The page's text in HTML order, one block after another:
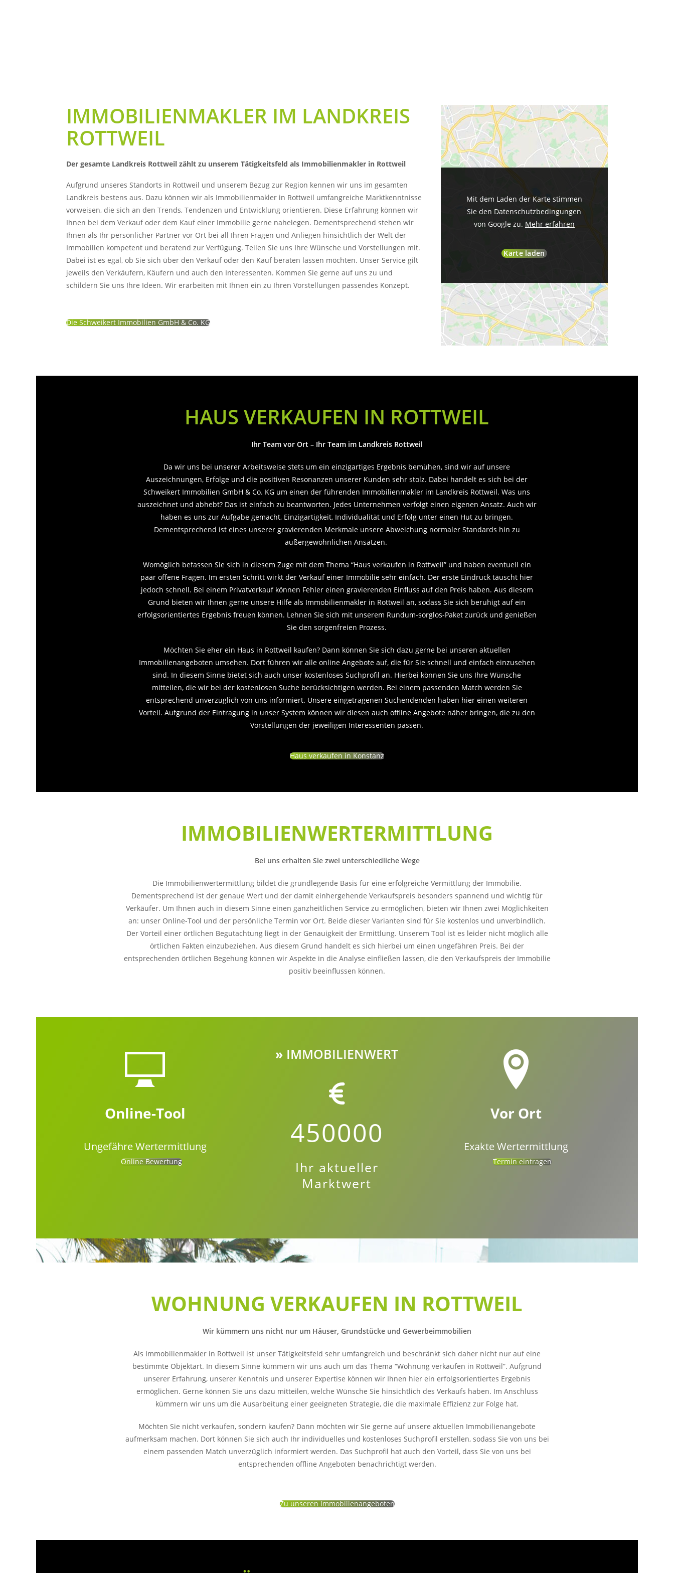
IMMOBILIENMAKLER IM LANDKREIS
ROTTWEIL
Der gesamte Landkreis Rottweil zählt zu unserem Tätigkeitsfeld als Immobilienmakler in Rottweil
Aufgrund unseres Standorts in Rottweil und unserem Bezug zur Region kennen wir uns im gesamten
Landkreis bestens aus. Dazu können wir als Immobilienmakler in Rottweil umfangreiche Marktkenntnisse
vorweisen, die sich an den Trends, Tendenzen und Entwicklung orientieren. Diese Erfahrung können wir
Ihnen bei dem Verkauf oder dem Kauf einer Immobilie gerne nahelegen. Dementsprechend stehen wir
Ihnen als Ihr persönlicher Partner vor Ort bei all Ihren Fragen und Anliegen hinsichtlich der Welt der
Immobilien kompetent und beratend zur Verfügung. Teilen Sie uns Ihre Wünsche und Vorstellungen mit.
Dabei ist es egal, ob Sie sich über den Verkauf oder den Kauf beraten lassen möchten. Unser Service gilt
jeweils den Verkäufern, Käufern und auch den Interessenten. Kommen Sie gerne auf uns zu und
schildern Sie uns Ihre Ideen. Wir erarbeiten mit Ihnen ein zu Ihren Vorstellungen passendes Konzept.
Die Schweikert Immobilien GmbH & Co. KG
Mit dem Laden der Karte stimmen
Sie den Datenschutzbedingungen
von Google zu. Mehr erfahren
Karte laden
HAUS VERKAUFEN IN ROTTWEIL
Ihr Team vor Ort – Ihr Team im Landkreis Rottweil
Da wir uns bei unserer Arbeitsweise stets um ein einzigartiges Ergebnis bemühen, sind wir auf unsere
Auszeichnungen, Erfolge und die positiven Resonanzen unserer Kunden sehr stolz. Dabei handelt es sich bei der
Schweikert Immobilien GmbH & Co. KG um einen der führenden Immobilienmakler im Landkreis Rottweil. Was uns
auszeichnet und abhebt? Das ist einfach zu beantworten. Jedes Unternehmen verfolgt einen eigenen Ansatz. Auch wir
haben es uns zur Aufgabe gemacht, Einzigartigkeit, Individualität und Erfolg unter einen Hut zu bringen.
Dementsprechend ist eines unserer gravierenden Merkmale unsere Abweichung normaler Standards hin zu
außergewöhnlichen Ansätzen.
Womöglich befassen Sie sich in diesem Zuge mit dem Thema “Haus verkaufen in Rottweil” und haben eventuell ein
paar offene Fragen. Im ersten Schritt wirkt der Verkauf einer Immobilie sehr einfach. Der erste Eindruck täuscht hier
jedoch schnell. Bei einem Privatverkauf können Fehler einen gravierenden Einfluss auf den Preis haben. Aus diesem
Grund bieten wir Ihnen gerne unsere Hilfe als Immobilienmakler in Rottweil an, sodass Sie sich beruhigt auf ein
erfolgsorientiertes Ergebnis freuen können. Lehnen Sie sich mit unserem Rundum-sorglos-Paket zurück und genießen
Sie den sorgenfreien Prozess.
Möchten Sie eher ein Haus in Rottweil kaufen? Dann können Sie sich dazu gerne bei unseren aktuellen
Immobilienangeboten umsehen. Dort führen wir alle online Angebote auf, die für Sie schnell und einfach einzusehen
sind. In diesem Sinne bietet sich auch unser kostenloses Suchprofil an. Hierbei können Sie uns Ihre Wünsche
mitteilen, die wir bei der kostenlosen Suche berücksichtigen werden. Bei einem passenden Match werden Sie
entsprechend unverzüglich von uns informiert. Unsere eingetragenen Suchendenden haben hier einen weiteren
Vorteil. Aufgrund der Eintragung in unser System können wir diesen auch offline Angebote näher bringen, die zu den
Vorstellungen der jeweiligen Interessenten passen.
Haus verkaufen in Konstanz
IMMOBILIENWERTERMITTLUNG
Bei uns erhalten Sie zwei unterschiedliche Wege
Die Immobilienwertermittlung bildet die grundlegende Basis für eine erfolgreiche Vermittlung der Immobilie.
Dementsprechend ist der genaue Wert und der damit einhergehende Verkaufspreis besonders spannend und wichtig für
Verkäufer. Um Ihnen auch in diesem Sinne einen ganzheitlichen Service zu ermöglichen, bieten wir Ihnen zwei Möglichkeiten
an: unser Online-Tool und der persönliche Termin vor Ort. Beide dieser Varianten sind für Sie kostenlos und unverbindlich.
Der Vorteil einer örtlichen Begutachtung liegt in der Genauigkeit der Ermittlung. Unserem Tool ist es leider nicht möglich alle
örtlichen Fakten einzubeziehen. Aus diesem Grund handelt es sich hierbei um einen ungefähren Preis. Bei der
entsprechenden örtlichen Begehung können wir Aspekte in die Analyse einfließen lassen, die den Verkaufspreis der Immobilie
positiv beeinflussen können.
Online-Tool
Ungefähre Wertermittlung
Online Bewertung
» IMMOBILIENWERT
450000
Ihr aktueller
Marktwert
Vor Ort
Exakte Wertermittlung
Termin eintragen
WOHNUNG VERKAUFEN IN ROTTWEIL
Wir kümmern uns nicht nur um Häuser, Grundstücke und Gewerbeimmobilien
Als Immobilienmakler in Rottweil ist unser Tätigkeitsfeld sehr umfangreich und beschränkt sich daher nicht nur auf eine
bestimmte Objektart. In diesem Sinne kümmern wir uns auch um das Thema “Wohnung verkaufen in Rottweil”. Aufgrund
unserer Erfahrung, unserer Kenntnis und unserer Expertise können wir Ihnen hier ein erfolgsorientiertes Ergebnis
ermöglichen. Gerne können Sie uns dazu mitteilen, welche Wünsche Sie hinsichtlich des Verkaufs haben. Im Anschluss
kümmern wir uns um die Ausarbeitung einer geeigneten Strategie, die die maximale Effizienz zur Folge hat.
Möchten Sie nicht verkaufen, sondern kaufen? Dann möchten wir Sie gerne auf unsere aktuellen Immobilienangebote
aufmerksam machen. Dort können Sie sich auch Ihr individuelles und kostenloses Suchprofil erstellen, sodass Sie von uns bei
einem passenden Match unverzüglich informiert werden. Das Suchprofil hat auch den Vorteil, dass Sie von uns bei
entsprechenden offline Angeboten benachrichtigt werden.
Zu unseren Immobilienangeboten